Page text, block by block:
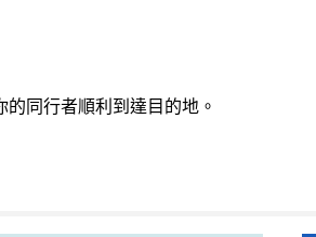
同行者順利到達目的地。